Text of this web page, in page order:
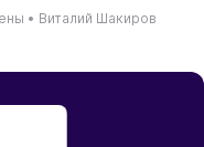
• Виталий Шакиров